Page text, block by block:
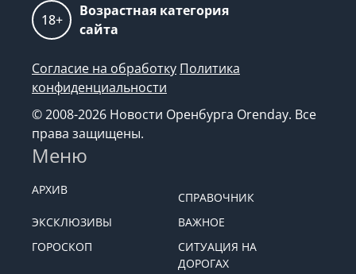
18+
Возрастная категория
сайта
Согласие на обработку Политика
конфиденциальности
© 2008-2026 Новости Оренбурга Orenday. Все
права защищены.
Меню
АРХИВ
СПРАВОЧНИК
ЭКСКЛЮЗИВЫ
ВАЖНОЕ
ГОРОСКОП
СИТУАЦИЯ НА
ДОРОГАХ